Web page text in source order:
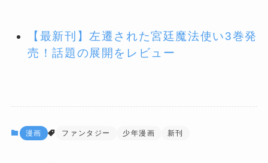
【最新刊】左遷された宮廷魔法使い3巻発
売！話題の展開をレビュー
漫画 ファンタジー 少年漫画 新刊